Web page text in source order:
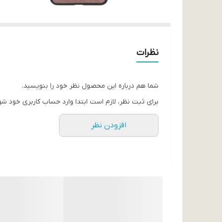
نظرات
شما هم درباره این محصول نظر خود را بنویسید.
برای ثبت نظر، لازم است ابتدا وارد حساب کاربری خود
افزودن نظر